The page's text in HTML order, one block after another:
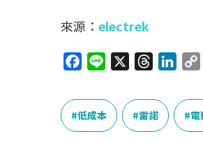
來源： electrek
c
e
b
n
e
r
e
a
n
e
低成本 雷諾